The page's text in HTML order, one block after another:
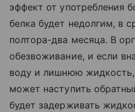
эффект от употребления
белка будет недолгим, в
полтора-два месяца. В
обезвоживание, и если
воду и лишнюю жидкость,
может наступить
будет задерживать